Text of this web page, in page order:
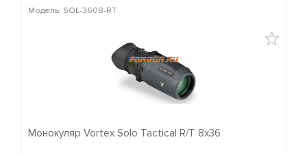
Модель: SOL-3608-RT
Монокуляр Vortex Solo Tactical R/T 8x36